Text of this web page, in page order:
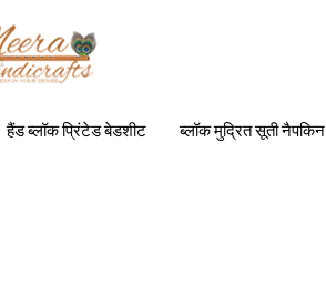
हैंड ब्लॉक प्रिंटेड बेडशीट ब्लॉक मुद्रित सूती नैपकिन